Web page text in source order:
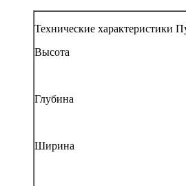
Технические характеристики
Высота
Глубина
Ширина